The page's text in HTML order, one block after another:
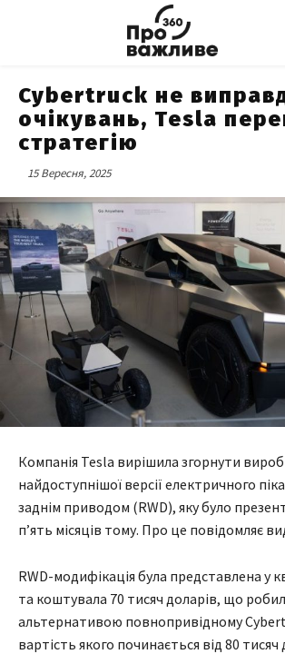
Cybertruck не
очікувань, Tesla
стратегію
15 Вересня, 2025
Компанія Tesla вирішила згорнути
найдоступнішої версії електричного
заднім приводом (RWD), яку було
п’ять місяців тому. Про це повідомляє
RWD-модифікація була представлена у
та коштувала 70 тисяч доларів, що
альтернативою повнопривідному
вартість якого починається від 80 тисяч